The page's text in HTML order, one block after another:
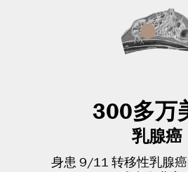
300多万
乳腺癌
身患 9/11 转移性乳腺